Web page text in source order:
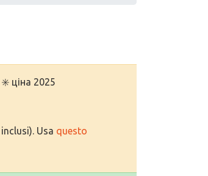
ціна 2025
Usa questo